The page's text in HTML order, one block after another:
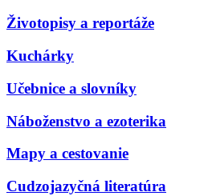
Životopisy a reportáže
Kuchárky
Učebnice a slovníky
Náboženstvo a ezoterika
Mapy a cestovanie
Cudzojazyčná literatúra